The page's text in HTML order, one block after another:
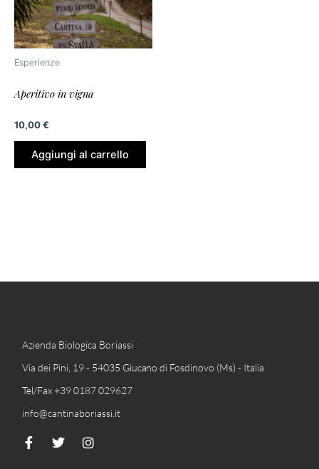
Esperienze
Aperitivo in vigna
10,00€
Aggiungi al carrello
Azienda Biologica Boriassi
Via dei Pini, 19 - 54035 Giucano di Fosdinovo (Ms) - Italia
Tel/Fax +39 0187 029627
info@cantinaboriassi.it
F
a
T
I
n